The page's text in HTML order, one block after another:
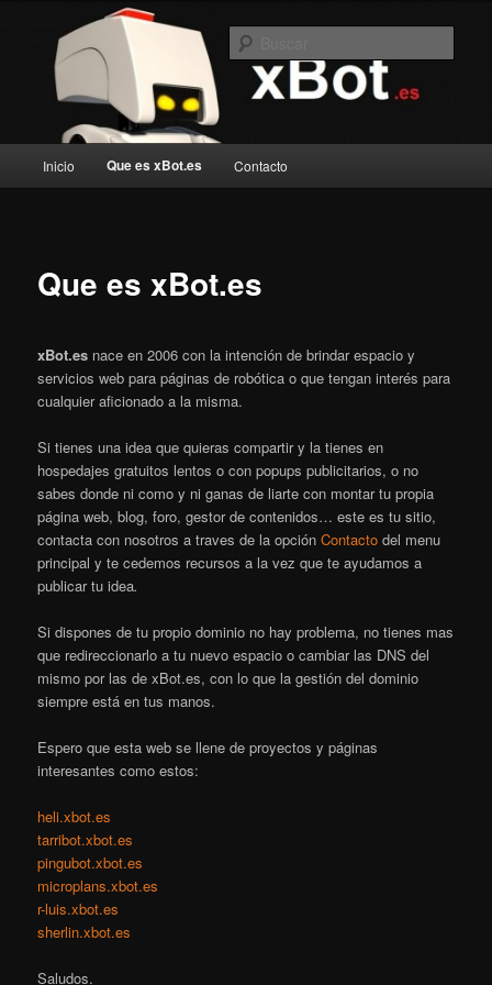
contenido
xBot.es
Blog de robotica recreativa
principal
Inicio Que es xBot.es Contacto
Que es xBot.es
xBot.es nace en 2006 con la intención de brindar espacio y
servicios web para páginas de robótica o que tengan interés para
cualquier aficionado a la misma.
Si tienes una idea que quieras compartir y la tienes en
hospedajes gratuitos lentos o con popups publicitarios, o no
sabes donde ni como y ni ganas de liarte con montar tu propia
página web, blog, foro, gestor de contenidos… este es tu sitio,
contacta con nosotros a traves de la opciónContacto del menu
principal y te cedemos recursos a la vez que te ayudamos a
publicar tu idea.
Si dispones de tu propio dominio no hay problema, no tienes mas
que redireccionarlo a tu nuevo espacio o cambiar las DNS del
mismo por las de xBot.es, con lo que la gestión del dominio
siempre está en tus manos.
Espero que esta web se llene de proyectos y páginas
interesantes como estos:
heli.xbot.es
tarribot.xbot.es
pingubot.xbot.es
microplans.xbot.es
r-luis.xbot.es
sherlin.xbot.es
Saludos.